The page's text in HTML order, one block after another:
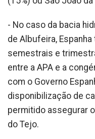
- No caso da bacia
de Albufeira,
semestrais e
entre a APA e a
com o Governo
disponibilização de
permitido assegurar
do Tejo.